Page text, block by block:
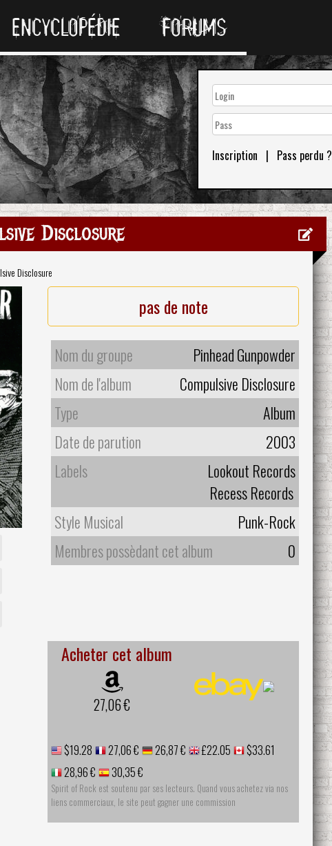
ENCYCLOPÉDIE FORUMS
Inscription | Pass perdu ?
Disclosure
Disclosure
pas de note
Nom du groupe
Pinhead Gunpowder
Nom de l'album
Compulsive Disclosure
Type
Album
Date de parution
2003
Labels
Lookout Records
Recess Records
Style Musical
Punk-Rock
Membres possèdant cet album
0
Acheter cet album
27,06 €
$19.28 27,06 € 26,87 € £22.05
$33.61
28,96 €
30,35 €
Spirit of Rock est soutenu par ses lecteurs. Quand vous achetez via nos
liens commerciaux, le site peut gagner une commission